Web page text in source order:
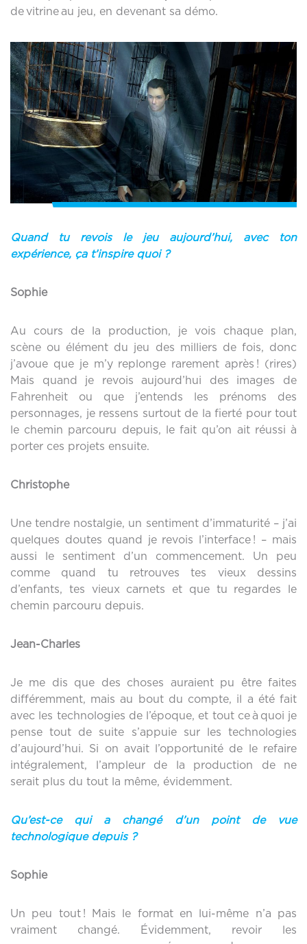
de vitrine au jeu, en devenant sa démo.
Quand tu revois le jeu aujourd’hui, avec ton
expérience, ça t’inspire quoi ?
Sophie
Au cours de la production, je vois chaque plan,
scène ou élément du jeu des milliers de fois, donc
j’avoue que je m’y replonge rarement après ! (rires)
Mais quand je revois aujourd’hui des images de
Fahrenheit ou que j’entends les prénoms des
personnages, je ressens surtout de la fierté pour tout
le chemin parcouru depuis, le fait qu’on ait réussi à
porter ces projets ensuite.
Christophe
Une tendre nostalgie, un sentiment d’immaturité – j’ai
quelques doutes quand je revois l’interface ! – mais
aussi le sentiment d’un commencement. Un peu
comme quand tu retrouves tes vieux dessins
d’enfants, tes vieux carnets et que tu regardes le
chemin parcouru depuis.
Jean-Charles
Je me dis que des choses auraient pu être faites
différemment, mais au bout du compte, il a été fait
avec les technologies de l’époque, et tout ce à quoi je
pense tout de suite s’appuie sur les technologies
d’aujourd’hui. Si on avait l’opportunité de le refaire
intégralement, l’ampleur de la production de ne
serait plus du tout la même, évidemment.
Qu’est-ce qui a changé d’un point de vue
technologique depuis ?
Sophie
Un peu tout ! Mais le format en lui-même n’a pas
vraiment changé. Évidemment, revoir les